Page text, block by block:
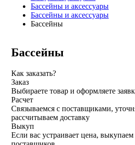
Бассейны и аксессуары
Бассейны и аксессуары
Бассейны
Бассейны
Как заказать?
Заказ
Выбираете товар и оформляете
Расчет
Связываемся с поставщиками,
рассчитываем доставку
Выкуп
Если вас устраивает цена,